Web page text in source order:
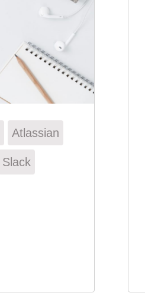
Atlassian
Slack